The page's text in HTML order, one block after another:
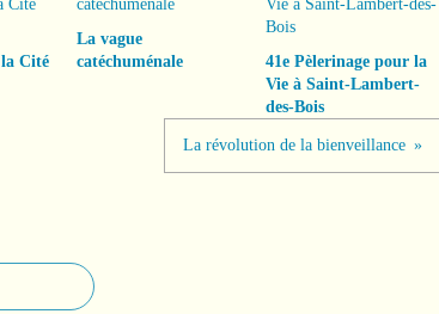
Cité
La vague
catéchuménale
41e Pèlerinage pour la
Vie à Saint-Lambert-
des-Bois
La révolution de la bienveillance